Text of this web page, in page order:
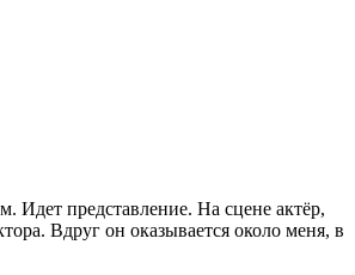
Идет представление. На сцене актёр,
Вдруг он оказывается около меня, в